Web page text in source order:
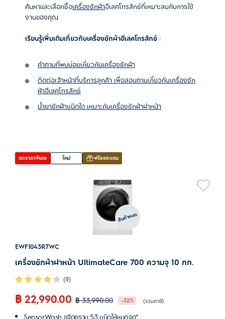
ค้นหาและเลือกซื้อเครื่องซักผ้าอีเลคโทรลักซ์ที่เหมาะสมกับการใช้
งานของคุณ
เรียนรู้เพิ่มเติมเกี่ยวกับเครื่องซักผ้าอีเลคโทรลักซ์ :
คำถามที่พบบ่อยเกี่ยวกับเครื่องซักผ้า
ติดต่อเจ้าหน้าที่บริการลูกค้า เพื่อสอบถามเกี่ยวกับเครื่องซัก
ผ้าอีเลคโทรลักซ์
น้ำยาซักผ้าชนิดใด เหมาะกับเครื่องซักผ้าฝาหน้า
ลดราคาพิเศษ ใหม่ ฟรีของแถม
สินค้าหมด
EWF1043R7WC
เครื่องซักผ้าฝาหน้า UltimateCare 700 ความจุ 10 กก.
(9)
฿ 22,990.00 ฿ 33,990.00 -32% (รวมภาษี)
SensorWash ขจัดคราบ 53 ชนิดให้หมดจด*